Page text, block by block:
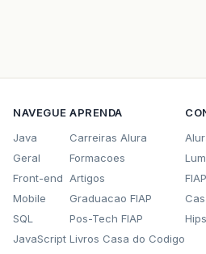
NAVEGUE
Java
Geral
Front-end
Mobile
SQL
JavaScript
APRENDA
Carreiras Alura
Formacoes
Artigos
Graduacao FIAP
Pos-Tech FIAP
Livros Casa do Codigo
FIAP